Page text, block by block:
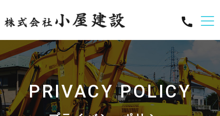
PRIVACY POLICY